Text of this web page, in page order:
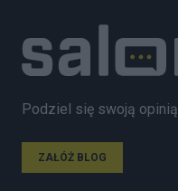
Podziel się swoją opinią
ZAŁÓŻ BLOG